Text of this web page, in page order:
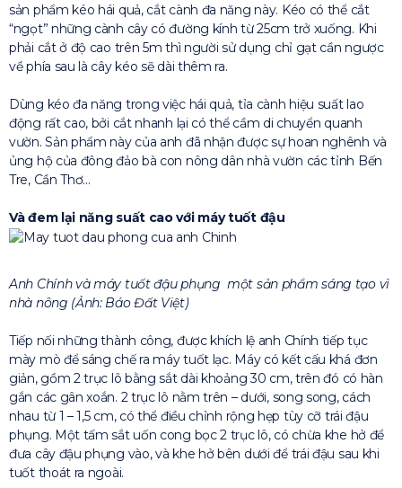
sản phẩm kéo hái quả, cắt cành đa năng này. Kéo có thể cắt
“ngọt” những cành cây có đường kính từ 25cm trở xuống. Khi
phải cắt ở độ cao trên 5m thì người sử dụng chỉ gạt cần ngược
về phía sau là cây kéo sẽ dài thêm ra.
Dùng kéo đa năng trong việc hái quả, tỉa cành hiệu suất lao
động rất cao, bởi cắt nhanh lại có thể cầm di chuyển quanh
vườn. Sản phẩm này của anh đã nhận được sự hoan nghênh và
ủng hộ của đông đảo bà con nông dân nhà vườn các tỉnh Bến
Tre, Cần Thơ…
Và đem lại năng suất cao với máy tuốt đậu
Anh Chính và máy tuốt đậu phụng một sản phẩm sáng tạo vì
nhà nông (Ảnh: Báo Đất Việt)
Tiếp nối những thành công, được khích lệ anh Chính tiếp tục
mày mò để sáng chế ra máy tuốt lạc. Máy có kết cấu khá đơn
giản, gồm 2 trục lô bằng sắt dài khoảng 30 cm, trên đó có hàn
gắn các gân xoắn. 2 trục lô nằm trên – dưới, song song, cách
nhau từ 1 – 1,5 cm, có thể điều chỉnh rộng hẹp tùy cỡ trái đậu
phụng. Một tấm sắt uốn cong bọc 2 trục lô, có chừa khe hở để
đưa cây đậu phụng vào, và khe hở bên dưới để trái đậu sau khi
tuốt thoát ra ngoài.